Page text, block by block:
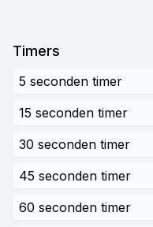
Timers
5 seconden timer
15 seconden timer
30 seconden timer
45 seconden timer
60 seconden timer